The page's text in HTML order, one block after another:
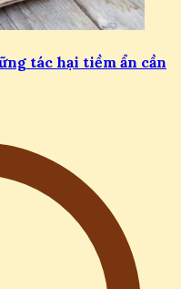
tác hại tiềm ẩn cần